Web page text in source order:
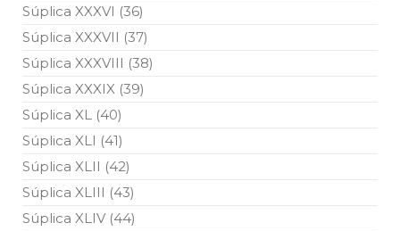
Súplica XXXVI (36)
Súplica XXXVII (37)
Súplica XXXVIII (38)
Súplica XXXIX (39)
Súplica XL (40)
Súplica XLI (41)
Súplica XLII (42)
Súplica XLIII (43)
Súplica XLIV (44)